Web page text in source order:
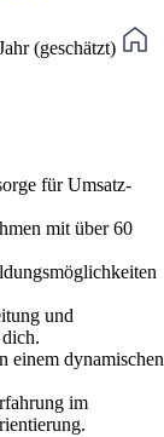
(geschätzt)
für Umsatz-
mit über 60
und
einem dynamischen
im